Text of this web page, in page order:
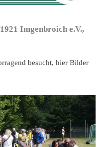
Imgenbroich e.V.,
besucht, hier Bilder